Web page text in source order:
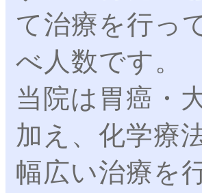
て治療を行っ
べ人数です。
当院は胃癌・
加え、化学療
幅広い治療を